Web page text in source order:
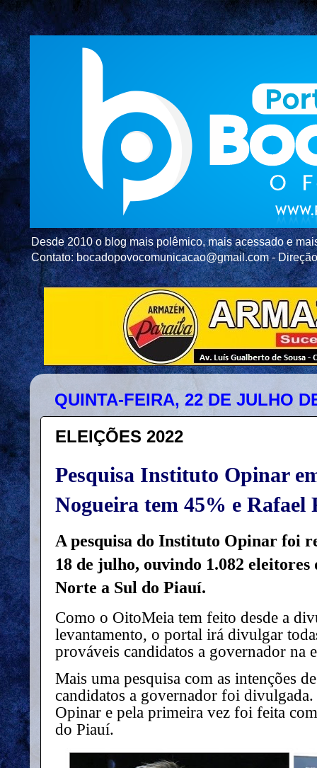
Desde 2010 o blog mais polêmico, mais acessado e
Contato: bocadopovocomunicacao@gmail.com -
QUINTA-FEIRA, 22 DE JULHO
ELEIÇÕES 2022
Pesquisa Instituto Opinar
Nogueira tem 45% e Rafael
A pesquisa do Instituto Opinar foi
18 de julho, ouvindo 1.082 eleitores
Norte a Sul do Piauí.
Como o OitoMeia tem feito desde a
levantamento, o portal irá divulgar
prováveis candidatos a governador na
Mais uma pesquisa com as intenções
candidatos a governador foi
Opinar e pela primeira vez foi feita
do Piauí.